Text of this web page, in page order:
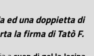
ed una doppietta di
la firma di Tatò F.